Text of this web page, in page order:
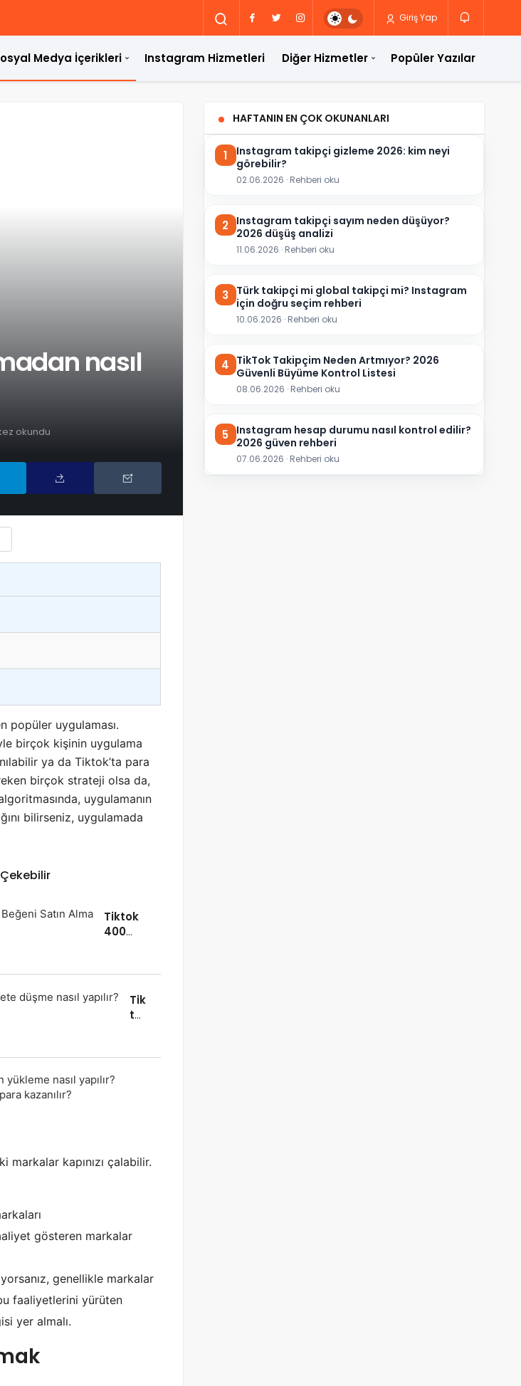
Giriş Yap
Medya İçerikleri Instagram Hizmetleri Diğer Hizmetler Popüler Yazılar
nasıl
okundu
popüler uygulaması.
birçok kişinin uygulama
ya da Tiktok’ta para
birçok strateji olsa da,
uygulamanın
bilirseniz, uygulamada
Tiktok
400
Alma
Tik
to
şfe
yak
k
kapınızı çalabilir.
gösteren markalar
genellikle markalar
faaliyetlerini yürüten
yer almalı.
HAFTANIN EN ÇOK OKUNANLARI
1
Instagram takipçi gizleme 2026: kim neyi
görebilir?
02.06.2026 · Rehberi oku
2 Instagram takipçi sayım neden düşüyor?
2026 düşüş analizi
11.06.2026 · Rehberi oku
3 Türk takipçi mi global takipçi mi? Instagram
için doğru seçim rehberi
10.06.2026 · Rehberi oku
4 TikTok Takipçim Neden Artmıyor? 2026
Güvenli Büyüme Kontrol Listesi
08.06.2026 · Rehberi oku
5 Instagram hesap durumu nasıl kontrol edilir?
2026 güven rehberi
07.06.2026 · Rehberi oku